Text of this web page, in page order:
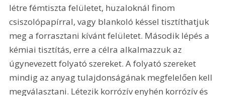
létre fémtiszta felületet, huzaloknál finom
csiszolópapírral, vagy blankoló késsel tisztíthatjuk
meg a forrasztani kívánt felületet. Második lépés a
kémiai tisztítás, erre a célra alkalmazzuk az
úgynevezett folyató szereket. A folyató szereket
mindig az anyag tulajdonságának megfelelően kell
megválasztani. Létezik korrózív enyhén korrózív és